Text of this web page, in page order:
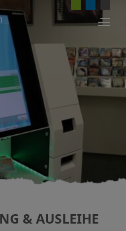
FREIZEIT
& AUSLEIHE